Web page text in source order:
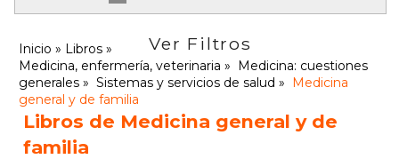
Ver Filtros
Inicio
Libros
Medicina, enfermería, veterinaria
Medicina: cuestiones
generales
Sistemas y servicios de salud
Medicina
general y de familia
Libros de Medicina general y de
familia